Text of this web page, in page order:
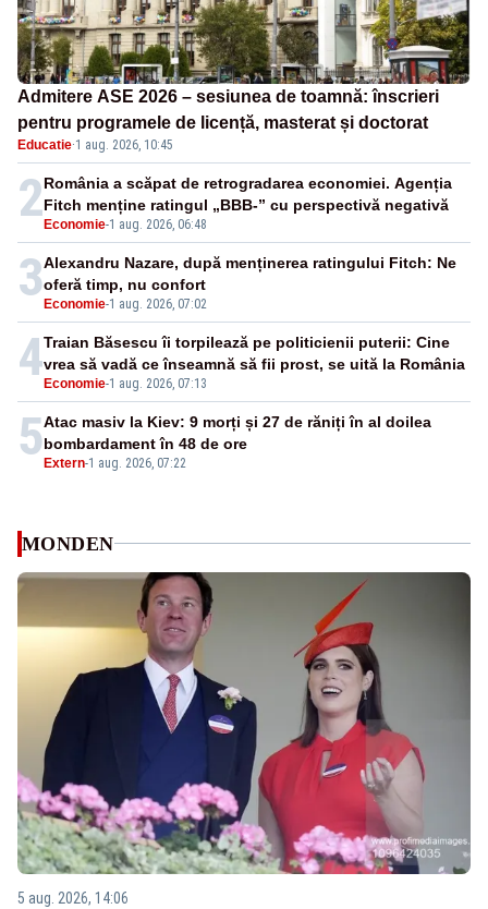
Admitere ASE 2026 – sesiunea de toamnă: înscrieri
pentru programele de licență, masterat și doctorat
Educatie·1 aug. 2026, 10:45
2Economie-1 aug. 2026, 06:48
România a scăpat de retrogradarea economiei. Agenția
Fitch menține ratingul „BBB-” cu perspectivă negativă
3Economie-1 aug. 2026, 07:02
Alexandru Nazare, după menținerea ratingului Fitch: Ne
oferă timp, nu confort
4Economie-1 aug. 2026, 07:13
Traian Băsescu îi torpilează pe politicienii puterii: Cine
vrea să vadă ce înseamnă să fii prost, se uită la România
5Extern-1 aug. 2026, 07:22
Atac masiv la Kiev: 9 morți și 27 de răniți în al doilea
bombardament în 48 de ore
MONDEN
5 aug. 2026, 14:06